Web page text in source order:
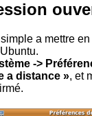
a mettre
->
a distance », et